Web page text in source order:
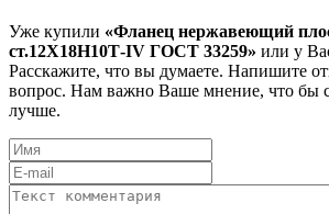
Уже купили «Фланец нержавеющий
ст.12Х18Н10Т-IV ГОСТ 33259» или у
Расскажите, что вы думаете. Напишите
вопрос. Нам важно Ваше мнение, что бы
лучше.